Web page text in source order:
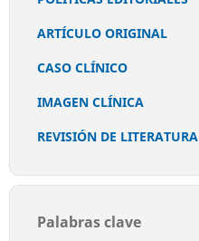
ARTÍCULO ORIGINAL
CASO CLÍNICO
IMAGEN CLÍNICA
REVISIÓN DE LITERATURA
Palabras clave